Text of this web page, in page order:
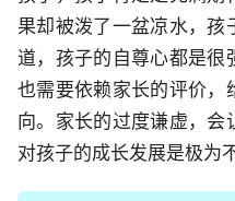
果却被泼了一盆凉水，孩
道，孩子的自尊心都是很
也需要依赖家长的评价，
向。家长的过度谦虚，会
对孩子的成长发展是极为